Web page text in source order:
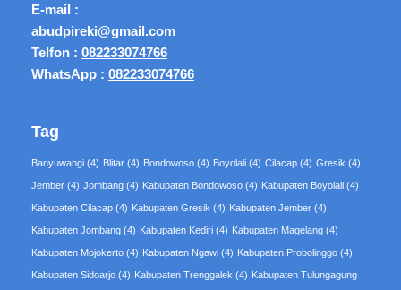
E-mail :
abudpireki@gmail.com
Telfon : 082233074766
WhatsApp : 082233074766
Tag
Banyuwangi (4) Blitar (4) Bondowoso (4) Boyolali (4) Cilacap (4) Gresik (4)
Jember (4) Jombang (4) Kabupaten Bondowoso (4) Kabupaten Boyolali (4)
Kabupaten Cilacap (4) Kabupaten Gresik (4) Kabupaten Jember (4)
Kabupaten Jombang (4) Kabupaten Kediri (4) Kabupaten Magelang (4)
Kabupaten Mojokerto (4) Kabupaten Ngawi (4) Kabupaten Probolinggo (4)
Kabupaten Sidoarjo (4) Kabupaten Trenggalek (4) Kabupaten Tulungagung